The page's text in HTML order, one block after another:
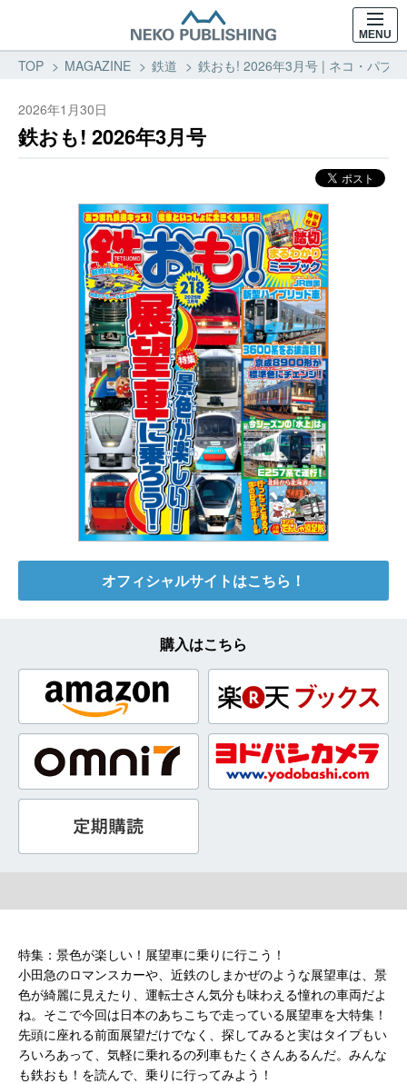
MENU
TOP MAGAZINE 鉄道 鉄おも! 2026年3月号 | ネコ・パブ
2026年1月30日
鉄おも! 2026年3月号
オフィシャルサイトはこちら！
購入はこちら
特集：景色が楽しい！展望車に乗りに行こう！
小田急のロマンスカーや、近鉄のしまかぜのような展望車は、景
色が綺麗に見えたり、運転士さん気分も味わえる憧れの車両だよ
ね。そこで今回は日本のあちこちで走っている展望車を大特集！
先頭に座れる前面展望だけでなく、探してみると実はタイプもい
ろいろあって、気軽に乗れるの列車もたくさんあるんだ。みんな
も鉄おも！を読んで、乗りに行ってみよう！